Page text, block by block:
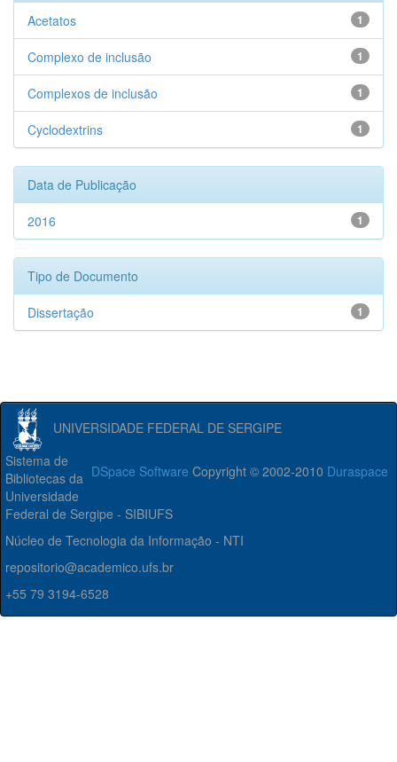
1
Acetatos
1
Complexo de inclusão
1
Complexos de inclusão
1
Cyclodextrins
Data de Publicação
1
2016
Tipo de Documento
1
Dissertação
UNIVERSIDADE FEDERAL DE SERGIPE
DSpace Software Copyright © 2002-2010 Duraspace
Sistema de
Bibliotecas da
Universidade
Federal de Sergipe - SIBIUFS
Núcleo de Tecnologia da Informação - NTI
repositorio@academico.ufs.br
+55 79 3194-6528